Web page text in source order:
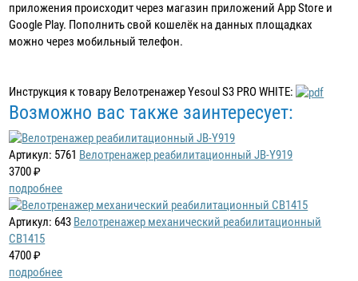
приложения происходит через магазин приложений App Store и
Google Play. Пополнить свой кошелёк на данных площадках
можно через мобильный телефон.
Инструкция к товару Велотренажер Yesoul S3 PRO WHITE:
Возможно вас также заинтересует:
Артикул: 5761 Велотренажер реабилитационный JB-Y919
3700 ₽
подробнее
Артикул: 643 Велотренажер механический реабилитационный
CB1415
4700 ₽
подробнее